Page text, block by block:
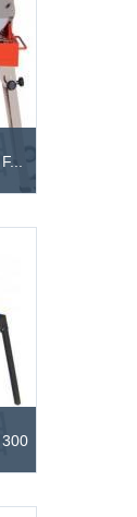
300